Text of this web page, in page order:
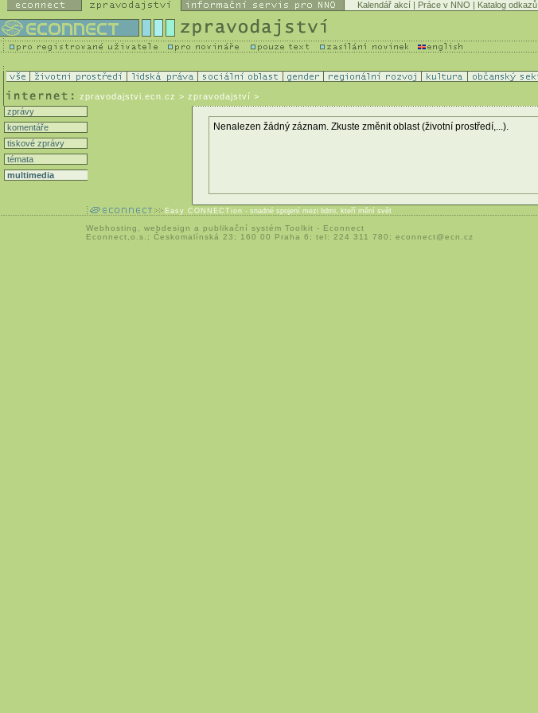
Kalendář akcí | Práce v NNO | Katalog odkazů
zpravodajstvi.ecn.cz > zpravodajství >
zprávy
komentáře
tiskové zprávy
témata
multimedia
Nenalezen žádný záznam. Zkuste změnit oblast (životní prostředí,...).
Easy CONNECTion - snadné spojení mezi lidmi, kteří mění svět
Webhosting webdesign a publikační systém Toolkit - Econnect
Econnect,o.s.; Českomalínská 23; 160 00 Praha 6; tel: 224 311 780; econnect@ecn.cz